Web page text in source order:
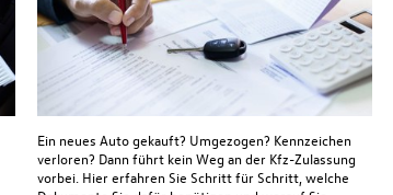
Ein neues Auto gekauft? Umgezogen? Kennzeichen
verloren? Dann führt kein Weg an der Kfz-Zulassung
vorbei. Hier erfahren Sie Schritt für Schritt, welche